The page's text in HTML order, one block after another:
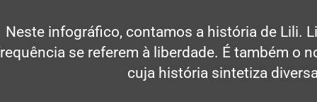
Neste infográfico, contamos a história de Lili.
se referem à liberdade. É também o
cuja história sintetiza